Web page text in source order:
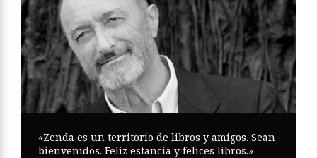
«Zenda es un territorio de libros y amigos. Sean
bienvenidos. Feliz estancia y felices libros.»